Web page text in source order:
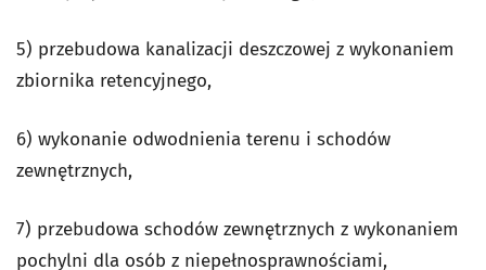
5) przebudowa kanalizacji deszczowej z wykonaniem
zbiornika retencyjnego,
6) wykonanie odwodnienia terenu i schodów
zewnętrznych,
7) przebudowa schodów zewnętrznych z wykonaniem
pochylni dla osób z niepełnosprawnościami,